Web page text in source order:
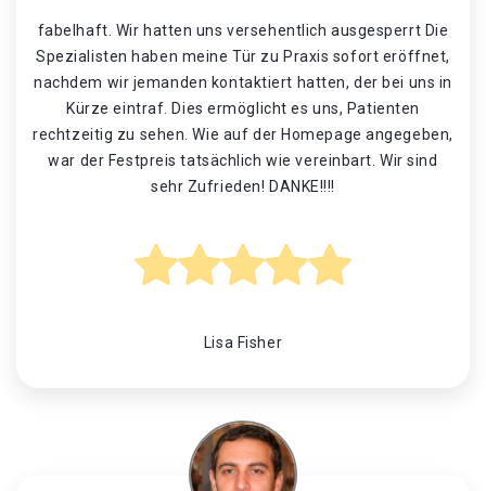
fabelhaft. Wir hatten uns versehentlich ausgesperrt Die
Spezialisten haben meine Tür zu Praxis sofort eröffnet,
nachdem wir jemanden kontaktiert hatten, der bei uns in
Kürze eintraf. Dies ermöglicht es uns, Patienten
rechtzeitig zu sehen. Wie auf der Homepage angegeben,
war der Festpreis tatsächlich wie vereinbart. Wir sind
sehr Zufrieden! DANKE!!!!
Lisa Fisher